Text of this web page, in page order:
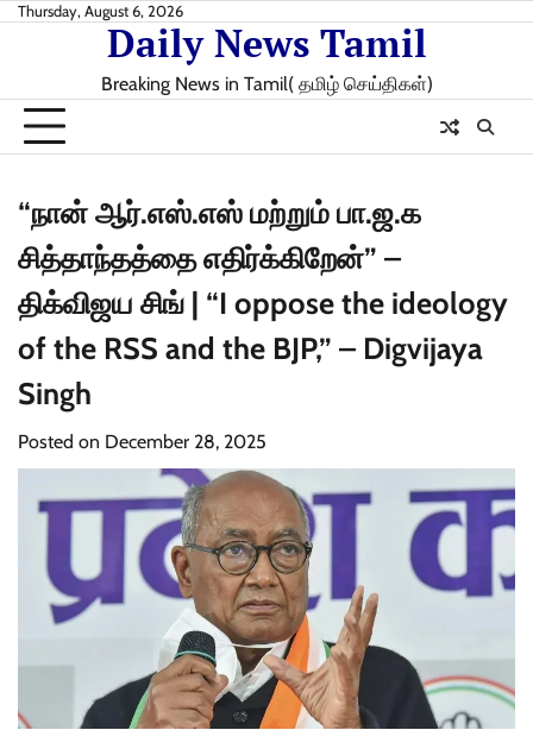
SkipThursday, August 6, 2026
Daily News Tamil
Breaking News in Tamil( தமிழ் செய்திகள்)
“நான் ஆர்.எஸ்.எஸ் மற்றும் பா.ஜ.க
சித்தாந்தத்தை எதிர்க்கிறேன்” –
திக்விஜய சிங் | “I oppose the ideology
of the RSS and the BJP,” – Digvijaya
Singh
Posted on December 28, 2025